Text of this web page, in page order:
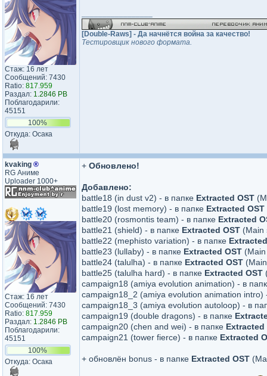
Стаж: 16 лет
Сообщений: 7430
Ratio: 817.959
Раздал: 1.2846 PB
Поблагодарили:
45151
100%
Откуда: Осака
[Double-Raws] - Да начнётся война за качество!
Тестировщик нового формата.
kvaking ®
RG Аниме
Uploader 1000+
Стаж: 16 лет
Сообщений: 7430
Ratio: 817.959
Раздал: 1.2846 PB
Поблагодарили:
45151
100%
Откуда: Осака
+ Обновлено!
Добавлено:
battle18 (in dust v2) - в папке Extracted OST
battle19 (lost memory) - в папке Extracted OST
battle20 (rosmontis team) - в папке Extracted
battle21 (shield) - в папке Extracted OST (Main
battle22 (mephisto variation) - в папке
battle23 (lullaby) - в папке Extracted OST
battle24 (talulha) - в папке Extracted OST
battle25 (talulha hard) - в папке Extracted OST
campaign18 (amiya evolution animation) - в
campaign18_2 (amiya evolution animation intro)
campaign18_3 (amiya evolution autoloop) - в
campaign19 (double dragons) - в папке
campaign20 (chen and wei) - в папке Extracted
campaign21 (tower fierce) - в папке Extracted
+ обновлён bonus - в папке Extracted OST